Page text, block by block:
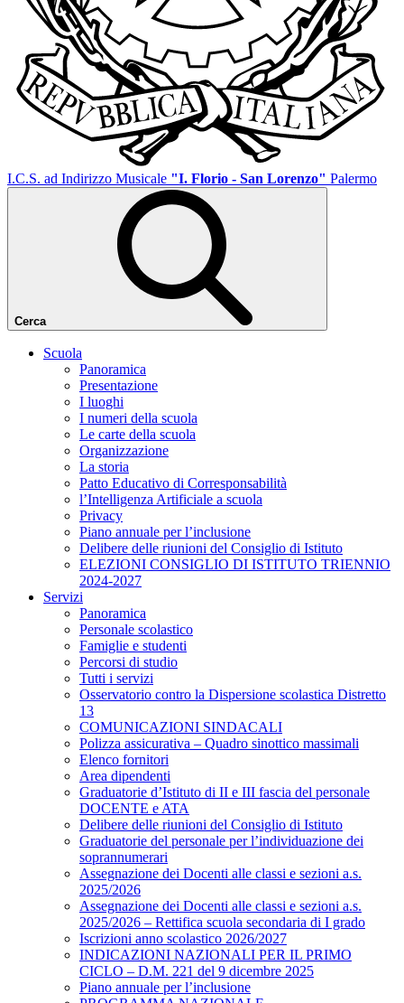
I.C.S. ad Indirizzo Musicale "I. Florio - San Lorenzo" Palermo
Cerca
Scuola
Panoramica
Presentazione
I luoghi
I numeri della scuola
Le carte della scuola
Organizzazione
La storia
Patto Educativo di Corresponsabilità
l’Intelligenza Artificiale a scuola
Privacy
Piano annuale per l’inclusione
Delibere delle riunioni del Consiglio di Istituto
ELEZIONI CONSIGLIO DI ISTITUTO TRIENNIO
2024-2027
Servizi
Panoramica
Personale scolastico
Famiglie e studenti
Percorsi di studio
Tutti i servizi
Osservatorio contro la Dispersione scolastica Distretto
13
COMUNICAZIONI SINDACALI
Polizza assicurativa – Quadro sinottico massimali
Elenco fornitori
Area dipendenti
Graduatorie d’Istituto di II e III fascia del personale
DOCENTE e ATA
Delibere delle riunioni del Consiglio di Istituto
Graduatorie del personale per l’individuazione dei
soprannumerari
Assegnazione dei Docenti alle classi e sezioni a.s.
2025/2026
Assegnazione dei Docenti alle classi e sezioni a.s.
2025/2026 – Rettifica scuola secondaria di I grado
Iscrizioni anno scolastico 2026/2027
INDICAZIONI NAZIONALI PER IL PRIMO
CICLO – D.M. 221 del 9 dicembre 2025
Piano annuale per l’inclusione